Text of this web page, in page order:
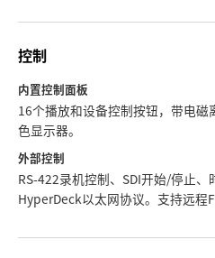
控制
内置控制面板
16个播放和设备控制按钮，带电
色显示器。
外部控制
RS-422录机控制、SDI开始/停止
HyperDeck以太网协议。支持远程